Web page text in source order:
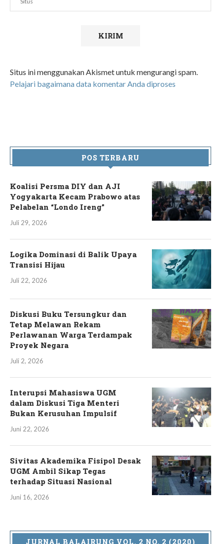
Situs ini menggunakan Akismet untuk mengurangi spam.
Pelajari bagaimana data komentar Anda diproses
POS TERBARU
Koalisi Persma DIY dan AJI
Yogyakarta Kecam Prabowo atas
Pelabelan “Londo Ireng”
Juli 29, 2026
Logika Dominasi di Balik Upaya
Transisi Hijau
Juli 22, 2026
Diskusi Buku Tersungkur dan
Tetap Melawan Rekam
Perlawanan Warga Terdampak
Proyek Negara
Juli 2, 2026
Interupsi Mahasiswa UGM
dalam Diskusi Tiga Menteri
Bukan Kerusuhan Impulsif
Juni 22, 2026
Sivitas Akademika Fisipol Desak
UGM Ambil Sikap Tegas
terhadap Situasi Nasional
Juni 16, 2026
JURNAL BALAIRUNG VOL. 2 NO. 2 (2020)